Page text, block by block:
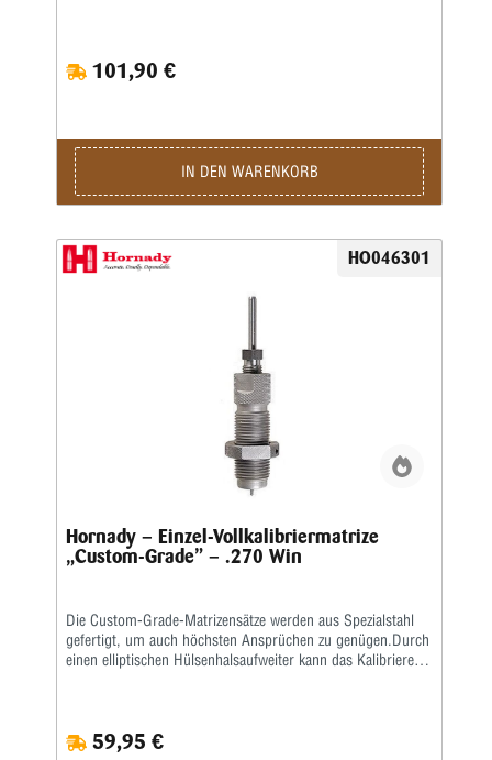
Kalibrierfett (kein Graphit!) zu fetten, um das
Hülsenmaterial zu schonen.Die Matrize wird komplett mit
101,90 €
IN DEN WARENKORB
HO046301
Hornady – Einzel-Vollkalibriermatrize
„Custom-Grade” – .270 Win
Die Custom-Grade-Matrizensätze werden aus Spezialstahl
gefertigt, um auch höchsten Ansprüchen zu genügen.Durch
einen elliptischen Hülsenhalsaufweiter kann das Kalibrieren
59,95 €